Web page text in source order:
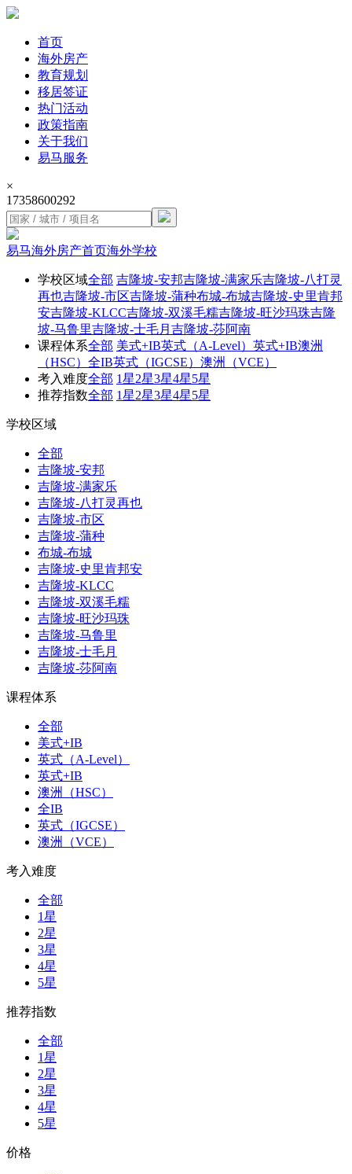
首页
海外房产
教育规划
移居签证
热门活动
政策指南
关于我们
易马服务
×
17358600292
易马海外房产首页海外学校
学校区域全部 吉隆坡-安邦吉隆坡-满家乐吉隆坡-八打灵
再也吉隆坡-市区吉隆坡-蒲种布城-布城吉隆坡-史里肯邦
安吉隆坡-KLCC吉隆坡-双溪毛糯吉隆坡-旺沙玛珠吉隆
坡-马鲁里吉隆坡-士毛月 吉隆坡-莎阿南
课程体系全部 美式+IB英式（A-Level） 英式+IB澳洲
（HSC） 全IB英式（IGCSE） 澳洲（VCE）
考入难度全部 1星2星3星4星5星
推荐指数全部 1星2星3星4星5星
学校区域
全部
吉隆坡-安邦
吉隆坡-满家乐
吉隆坡-八打灵再也
吉隆坡-市区
吉隆坡-蒲种
布城-布城
吉隆坡-史里肯邦安
吉隆坡-KLCC
吉隆坡-双溪毛糯
吉隆坡-旺沙玛珠
吉隆坡-马鲁里
吉隆坡-士毛月
吉隆坡-莎阿南
课程体系
全部
美式+IB
英式（A-Level）
英式+IB
澳洲（HSC）
全IB
英式（IGCSE）
澳洲（VCE）
考入难度
全部
1星
2星
3星
4星
5星
推荐指数
全部
1星
2星
3星
4星
5星
价格